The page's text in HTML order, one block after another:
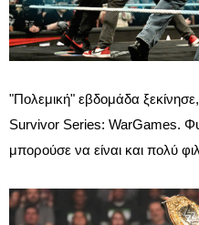
"Πολεμική" εβδομάδα
Survivor Series: WarGames.
μπορούσε να είναι και πολύ